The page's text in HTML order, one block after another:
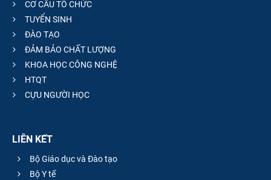
CƠ CẤU TỔ CHỨC
TUYỂN SINH
ĐÀO TẠO
ĐẢM BẢO CHẤT LƯỢNG
KHOA HỌC CÔNG NGHỆ
HTQT
CỰU NGƯỜI HỌC
LIÊN KẾT
Bộ Giáo dục và Đào tạo
Bộ Y tế